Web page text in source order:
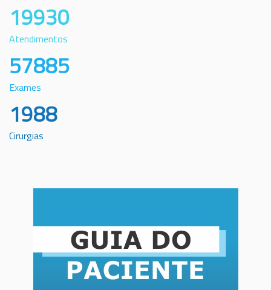
19930
Atendimentos
57885
Exames
1988
Cirurgias